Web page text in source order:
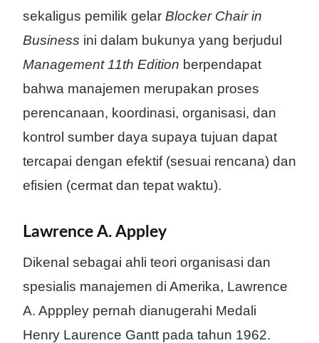
sekaligus pemilik gelar Blocker Chair in
Business ini dalam bukunya yang berjudul
Management 11th Edition berpendapat
bahwa manajemen merupakan proses
perencanaan, koordinasi, organisasi, dan
kontrol sumber daya supaya tujuan dapat
tercapai dengan efektif (sesuai rencana) dan
efisien (cermat dan tepat waktu).
Lawrence A. Appley
Dikenal sebagai ahli teori organisasi dan
spesialis manajemen di Amerika, Lawrence
A. Apppley pernah dianugerahi Medali
Henry Laurence Gantt pada tahun 1962.